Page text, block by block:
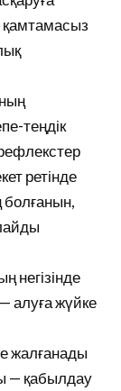
теңдік
ретінде
болғанын,
негізінде
алуға жүйке
жалғанады
— қабылдау